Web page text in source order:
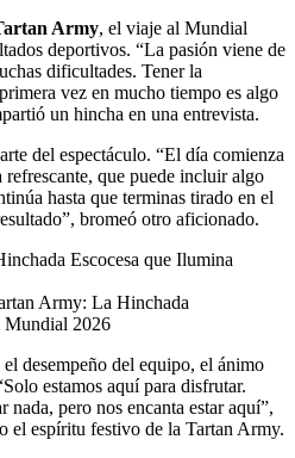
Army, el viaje al Mundial
deportivos. “La pasión viene de
dificultades. Tener la
vez en mucho tiempo es algo
un hincha en una entrevista.
del espectáculo. “El día comienza
que puede incluir algo
hasta que terminas tirado en el
bromeó otro aficionado.
Army: La Hinchada
Mundial 2026
desempeño del equipo, el ánimo
estamos aquí para disfrutar.
nada, pero nos encanta estar aquí”,
el espíritu festivo de la Tartan Army.